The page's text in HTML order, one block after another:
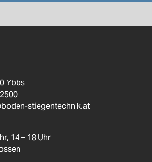
Ybbs
stiegentechnik.at
14 – 18 Uhr